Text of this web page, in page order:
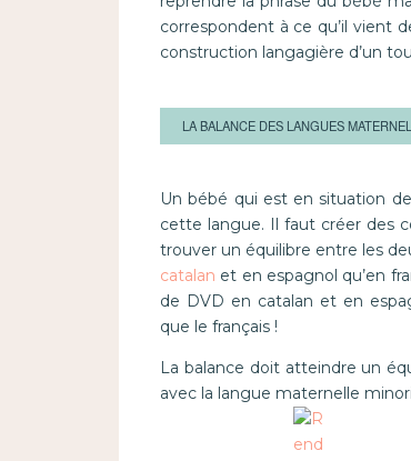
correspondent à ce qu’il vient
construction langagière d’un
LA BALANCE DES LANGUES
Un bébé qui est en situation
cette langue. Il faut créer des
trouver un équilibre entre les
catalan et en espagnol qu’en
de DVD en catalan et en
que le français !
La balance doit atteindre un
avec la langue maternelle